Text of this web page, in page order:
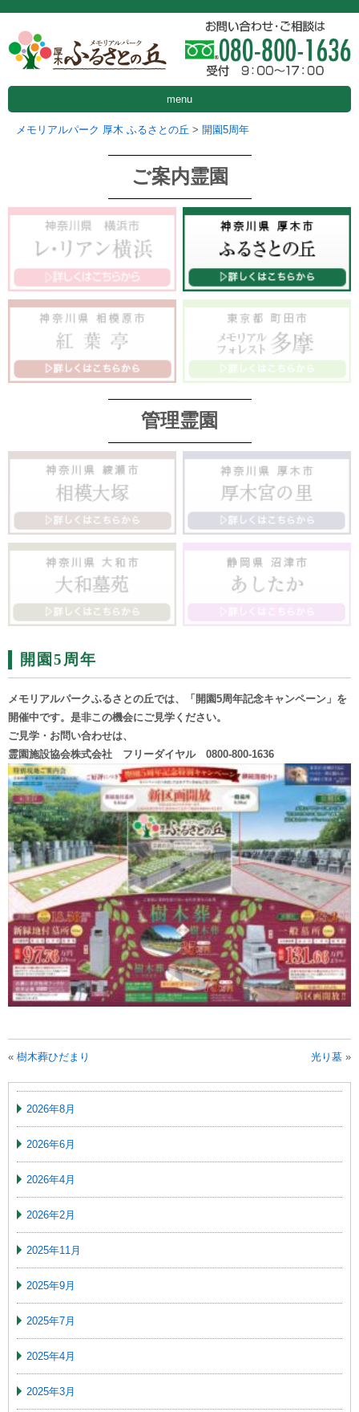
menu
メモリアルパーク 厚木 ふるさとの丘 > 開園5周年
ご案内霊園
管理霊園
開園5周年
メモリアルパークふるさとの丘では、「開園5周年記念キャンペーン」を
開催中です。是非この機会にご見学ください。
ご見学・お問い合わせは、
霊園施設協会株式会社 フリーダイヤル 0800-800-1636
« 樹木葬ひだまり 光り墓 »
2026年8月
2026年6月
2026年4月
2026年2月
2025年11月
2025年9月
2025年7月
2025年4月
2025年3月